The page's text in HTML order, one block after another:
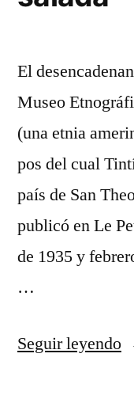
El
Museo
(una etnia
pos del cual
país de San
publicó en Le
de 1935 y
…
Seguir leyendo